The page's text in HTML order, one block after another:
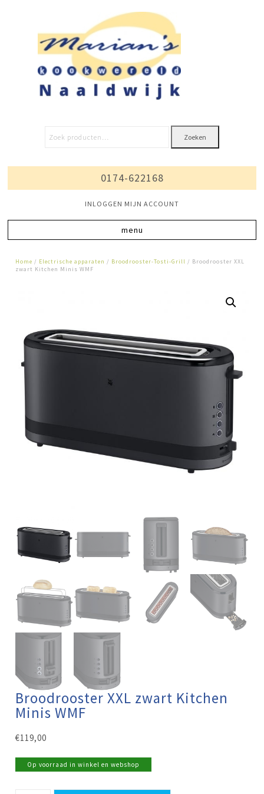
Zoeken
0174-622168
INLOGGEN MIJN ACCOUNT
Home / Electrische apparaten / Broodrooster-Tosti-Grill / Broodrooster XXL
zwart Kitchen Minis WMF
Broodrooster XXL zwart Kitchen
Minis WMF
€119,00
Op voorraad in winkel en webshop